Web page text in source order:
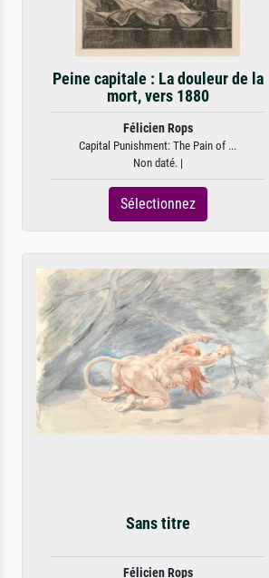
Peine capitale : La douleur de la
mort, vers 1880
Félicien Rops
Capital Punishment: The Pain of ...
Non daté. |
Sélectionnez
Sans titre
Félicien Rops